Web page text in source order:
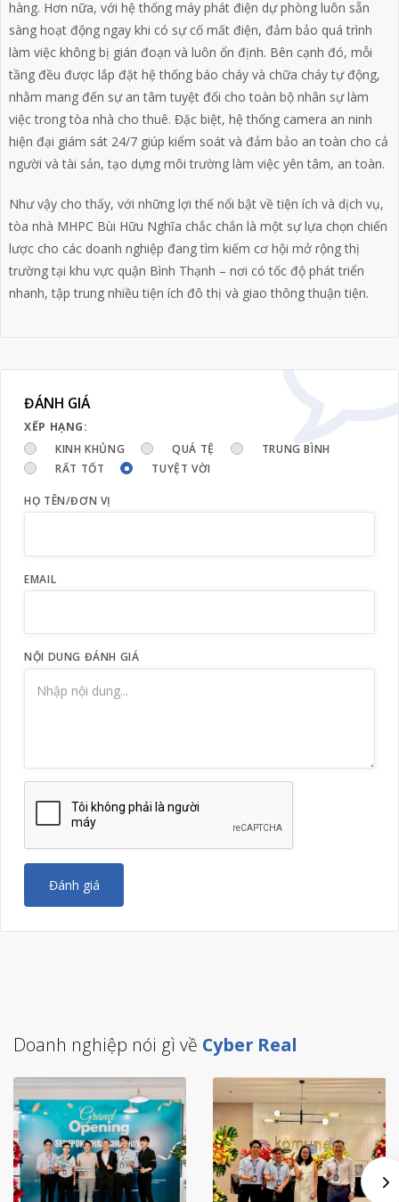
hàng. Hơn nữa, với hệ thống máy phát điện dự phòng luôn sẵn
sàng hoạt động ngay khi có sự cố mất điện, đảm bảo quá trình
làm việc không bị gián đoạn và luôn ổn định. Bên cạnh đó, mỗi
tầng đều được lắp đặt hệ thống báo cháy và chữa cháy tự động,
nhằm mang đến sự an tâm tuyệt đối cho toàn bộ nhân sự làm
việc trong tòa nhà cho thuê. Đặc biệt, hệ thống camera an ninh
hiện đại giám sát 24/7 giúp kiểm soát và đảm bảo an toàn cho cả
người và tài sản, tạo dựng môi trường làm việc yên tâm, an toàn.
Như vậy cho thấy, với những lợi thế nổi bật về tiện ích và dịch vụ,
tòa nhà MHPC Bùi Hữu Nghĩa chắc chắn là một sự lựa chọn chiến
lược cho các doanh nghiệp đang tìm kiếm cơ hội mở rộng thị
trường tại khu vực quận Bình Thạnh – nơi có tốc độ phát triển
nhanh, tập trung nhiều tiện ích đô thị và giao thông thuận tiện.
ĐÁNH GIÁ
XẾP HẠNG:
KINH KHỦNG
QUÁ TỆ
TRUNG BÌNH
RẤT TỐT
TUYỆT VỜI
HỌ TÊN/ĐƠN VỊ
EMAIL
NỘI DUNG ĐÁNH GIÁ
Đánh giá
Doanh nghiệp nói gì về Cyber Real